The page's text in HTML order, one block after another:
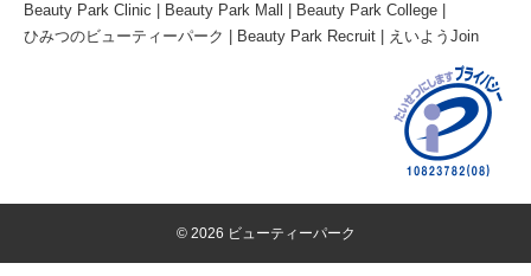
Beauty Park Clinic
Beauty Park Mall
Beauty Park College
ひみつのビューティーパーク
Beauty Park Recruit えいようJoin
© 2026 ビューティーパーク